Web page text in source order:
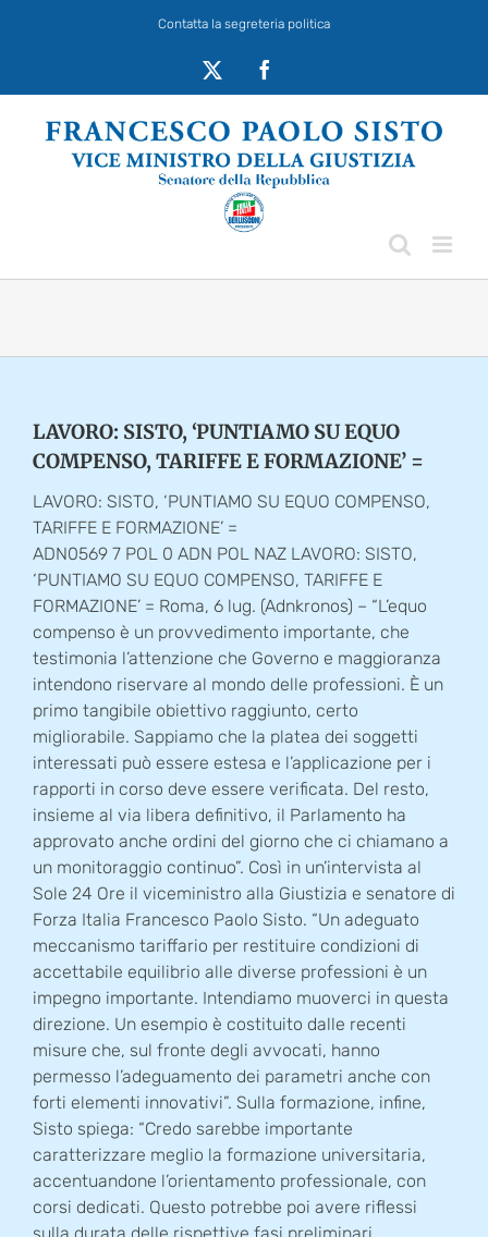
Contatta la segreteria politica
LAVORO: SISTO, ‘PUNTIAMO SU EQUO
COMPENSO, TARIFFE E FORMAZIONE’ =
LAVORO: SISTO, ‘PUNTIAMO SU EQUO COMPENSO,
TARIFFE E FORMAZIONE’ =
ADN0569 7 POL 0 ADN POL NAZ LAVORO: SISTO,
‘PUNTIAMO SU EQUO COMPENSO, TARIFFE E
FORMAZIONE’ = Roma, 6 lug. (Adnkronos) – “L’equo
compenso è un provvedimento importante, che
testimonia l’attenzione che Governo e maggioranza
intendono riservare al mondo delle professioni. È un
primo tangibile obiettivo raggiunto, certo
migliorabile. Sappiamo che la platea dei soggetti
interessati può essere estesa e l’applicazione per i
rapporti in corso deve essere verificata. Del resto,
insieme al via libera definitivo, il Parlamento ha
approvato anche ordini del giorno che ci chiamano a
un monitoraggio continuo”. Così in un’intervista al
Sole 24 Ore il viceministro alla Giustizia e senatore di
Forza Italia Francesco Paolo Sisto. “Un adeguato
meccanismo tariffario per restituire condizioni di
accettabile equilibrio alle diverse professioni è un
impegno importante. Intendiamo muoverci in questa
direzione. Un esempio è costituito dalle recenti
misure che, sul fronte degli avvocati, hanno
permesso l’adeguamento dei parametri anche con
forti elementi innovativi”. Sulla formazione, infine,
Sisto spiega: “Credo sarebbe importante
caratterizzare meglio la formazione universitaria,
accentuandone l’orientamento professionale, con
corsi dedicati. Questo potrebbe poi avere riflessi